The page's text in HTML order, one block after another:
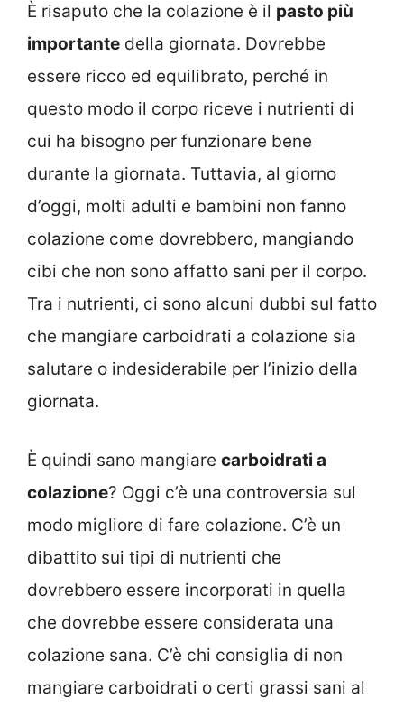
È risaputo che la colazione è il pasto più
importante della giornata. Dovrebbe
essere ricco ed equilibrato, perché in
questo modo il corpo riceve i nutrienti di
cui ha bisogno per funzionare bene
durante la giornata. Tuttavia, al giorno
d’oggi, molti adulti e bambini non fanno
colazione come dovrebbero, mangiando
cibi che non sono affatto sani per il corpo.
Tra i nutrienti, ci sono alcuni dubbi sul fatto
che mangiare carboidrati a colazione sia
salutare o indesiderabile per l’inizio della
giornata.
È quindi sano mangiare carboidrati a
colazione? Oggi c’è una controversia sul
modo migliore di fare colazione. C’è un
dibattito sui tipi di nutrienti che
dovrebbero essere incorporati in quella
che dovrebbe essere considerata una
colazione sana. C’è chi consiglia di non
mangiare carboidrati o certi grassi sani al